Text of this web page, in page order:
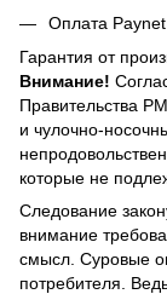
Оплата Paynet
Гарантия от
Внимание!
Правительства
и чулочно-
которые не
Следование
внимание
смысл. Суровые
потребителя.